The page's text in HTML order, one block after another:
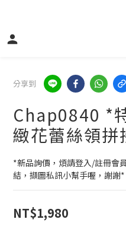
分享到
Chap0840 *
緻花蕾絲領拼
*新品詢價，煩請登入/註冊會
結，擷圖私訊小幫手喔，謝謝*
NT$1,980